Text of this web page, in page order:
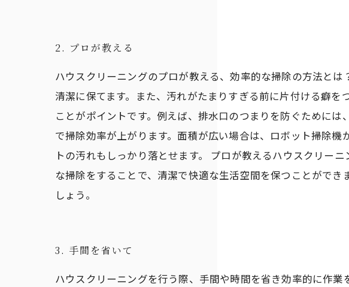
2. プロが教える
ハウスクリーニングのプロが教える、効率的な掃除の方法と
清潔に保てます。また、汚れがたまりすぎる前に片付ける癖
ことがポイントです。例えば、排水口のつまりを防ぐために
で掃除効率が上がります。面積が広い場合は、ロボット掃除
トの汚れもしっかり落とせます。 プロが教えるハウスクリー
な掃除をすることで、清潔で快適な生活空間を保つことがで
しょう。
3. 手間を省いて
ハウスクリーニングを行う際、手間や時間を省き効率的に作